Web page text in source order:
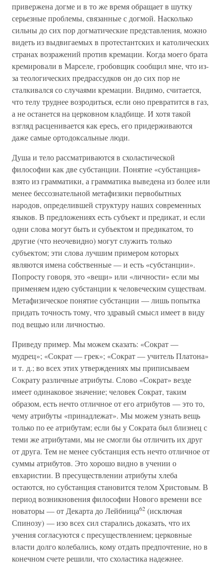
привержена догме и в то же время обращает в шутку
серьезные проблемы, связанные с догмой. Насколько
сильны до сих пор догматические представления, можно
видеть из выдвигаемых в протестантских и католических
странах возражений против кремации. Когда моего брата
кремировали в Марселе, гробовщик сообщил мне, что из-
за теологических предрассудков он до сих пор не
сталкивался со случаями кремации. Видимо, считается,
что телу труднее возродиться, если оно превратится в газ,
а не останется на церковном кладбище. И хотя такой
взгляд расценивается как ересь, его придерживаются
даже самые ортодоксальные люди.
Душа и тело рассматриваются в схоластической
философии как две субстанции. Понятие «субстанция»
взято из грамматики, а грамматика выведена из более или
менее бессознательной метафизики первобытных
народов, определившей структуру наших современных
языков. В предложениях есть субъект и предикат, и если
одни слова могут быть и субъектом и предикатом, то
другие (что неочевидно) могут служить только
субъектом; эти слова лучшим примером которых
являются имена собственные — и есть «субстанции».
Попросту говоря, это «вещи» или «личности» если мы
применяем идею субстанции к человеческим существам.
Метафизическое понятие субстанции — лишь попытка
придать точность тому, что здравый смысл имеет в виду
под вещью или личностью.
Приведу пример. Мы можем сказать: «Сократ —
мудрец»; «Сократ — грек»; «Сократ — учитель Платона»
и т. д.; во всех этих утверждениях мы приписываем
Сократу различные атрибуты. Слово «Сократ» везде
имеет одинаковое значение; человек Сократ, таким
образом, есть нечто отличное от его атрибутов — это то,
чему атрибуты «принадлежат». Мы можем узнать вещь
только по ее атрибутам; если бы у Сократа был близнец с
теми же атрибутами, мы не смогли бы отличить их друг
от друга. Тем не менее субстанция есть нечто отличное от
суммы атрибутов. Это хорошо видно в учении о
евхаристии. В пресуществлении атрибуты хлеба
остаются, но субстанция становится телом Христовым. В
период возникновения философии Нового времени все
новаторы — от Декарта до Лейбница62 (исключая
Спинозу) — изо всех сил старались доказать, что их
учения согласуются с пресуществлением; церковные
власти долго колебались, кому отдать предпочтение, но в
конечном счете решили, что схоластика надежнее.